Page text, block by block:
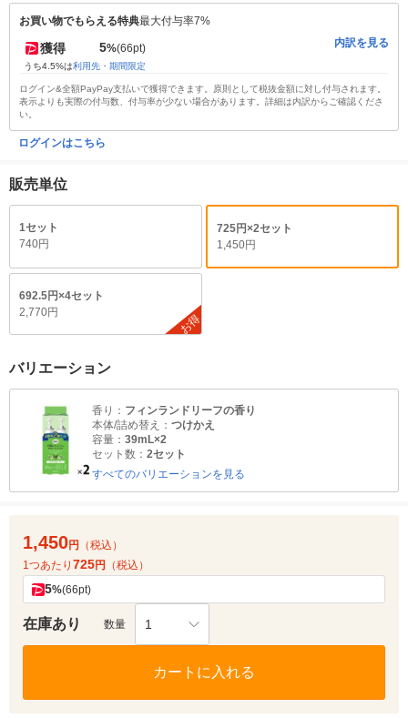
お買い物でもらえる特典最大付与率7%
獲得 5%(66pt)
うち4.5%は利用先・期間限定
内訳を見る
ログイン&全額PayPay支払いで獲得できます。原則として税抜金額に対し付与されます。
表示よりも実際の付与数、付与率が少ない場合があります。詳細は内訳からご確認くださ
い。
ログインはこちら
販売単位
1セット
740円
725円×2セット
1,450円
692.5円×4セット
2,770円
お得
バリエーション
香り： フィンランドリーフの香り
本体/詰め替え： つけかえ
容量： 39mL×2
セット数： 2セット
すべてのバリエーションを見る
1,450円
（税込）
1つあたり 725円 （税込）
5%(66pt)
在庫あり 数量 1
カートに入れる